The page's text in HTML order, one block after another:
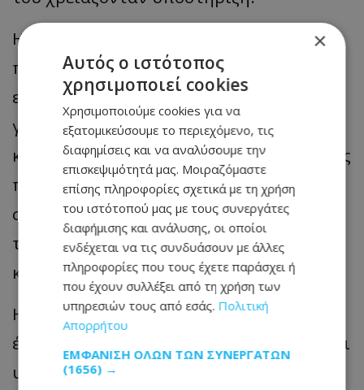
Η μάρτυρας είπε ακόμη ότι με την
πάροδο του χρόνου η κατάσταση
επιδεινωνόταν, καθώς ο Στυλιανός
γινόταν ολοένα και «πιο επιθετικός και
καταστροφικός», φθάνοντας σε ορισμένες
περιπτώσεις «να χτυπά το κεφάλι του
στον τοίχο, να τραβά δυνατά τα μαλλιά
του και να τρυπά τα χέρια του με
καρφίτσες».
Η ίδια ανέφερε ότι υπέβαλε αίτημα για
έγκριση σχολικού συνοδού, κρίνοντας ότι
υπήρχε κίνδυνος τόσο για την ασφάλεια
×
Αυτός ο ιστότοπος
χρησιμοποιεί cookies
Χρησιμοποιούμε cookies για να
εξατομικεύσουμε το περιεχόμενο, τις
διαφημίσεις και να αναλύσουμε την
επισκεψιμότητά μας. Μοιραζόμαστε
επίσης πληροφορίες σχετικά με τη χρήση
του ιστότοπού μας με τους συνεργάτες
διαφήμισης και ανάλυσης, οι οποίοι
ενδέχεται να τις συνδυάσουν με άλλες
πληροφορίες που τους έχετε παράσχει ή
που έχουν συλλέξει από τη χρήση των
υπηρεσιών τους από εσάς. Πολιτική
Απορρήτου
ΕΜΦΆΝΙΣΗ ΌΛΩΝ ΤΩΝ ΣΥΝΕΡΓΑΤΏΝ
(1656) →